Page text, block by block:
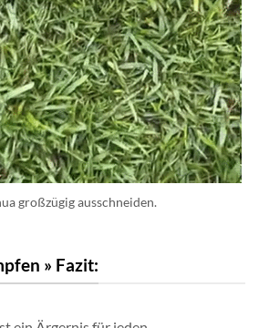
großzügig ausschneiden.
» Fazit: